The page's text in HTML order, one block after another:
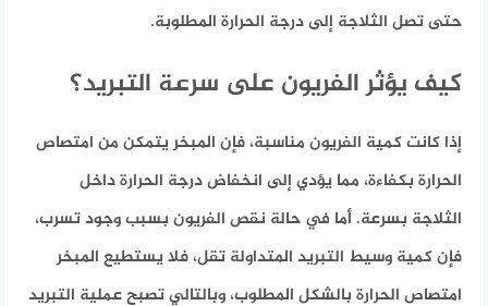
حتى تصل الثلاجة إلى درجة الحرارة المطلوبة.
كيف يؤثر الفريون على سرعة التبريد؟
إذا كانت كمية الفريون مناسبة، فإن المبخر يتمكن من امتصاص
الحرارة بكفاءة، مما يؤدي إلى انخفاض درجة الحرارة داخل
الثلاجة بسرعة. أما في حالة نقص الفريون بسبب وجود تسرب،
فإن كمية وسيط التبريد المتداولة تقل، فلا يستطيع المبخر
امتصاص الحرارة بالشكل المطلوب، وبالتالي تصبح عملية التبريد